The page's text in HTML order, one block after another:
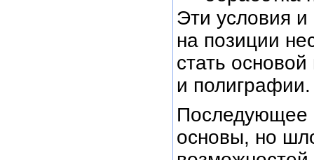
Эти условия
на позиции
стать
и полиграфии.
Последующее
основы, но